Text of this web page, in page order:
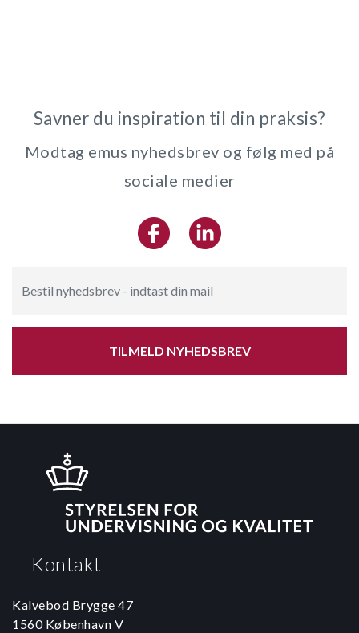
Savner du inspiration til din praksis?
Modtag emus nyhedsbrev og følg med på
sociale medier
TILMELD NYHEDSBREV
Kontakt
Kalvebod Brygge 47
1560 København V